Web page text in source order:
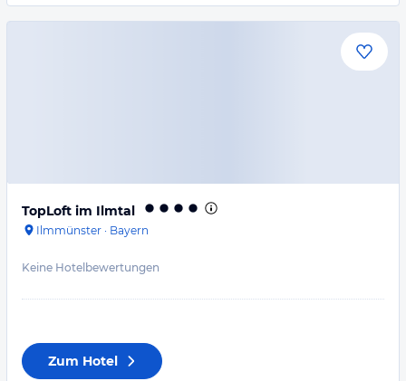
TopLoft im Ilmtal
Ilmmünster · Bayern
Keine Hotelbewertungen
Zum Hotel